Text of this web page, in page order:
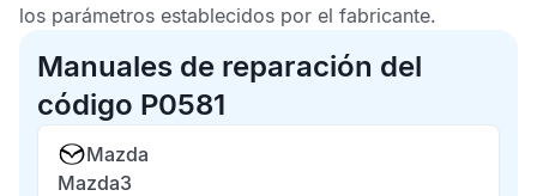
los parámetros establecidos por el fabricante.
Manuales de reparación del
código P0581
Mazda
Mazda3